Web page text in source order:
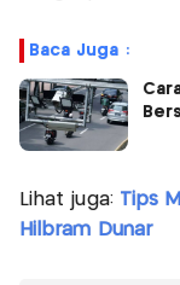
Baca Juga :
Lihat juga: Tips
Hilbram Dunar